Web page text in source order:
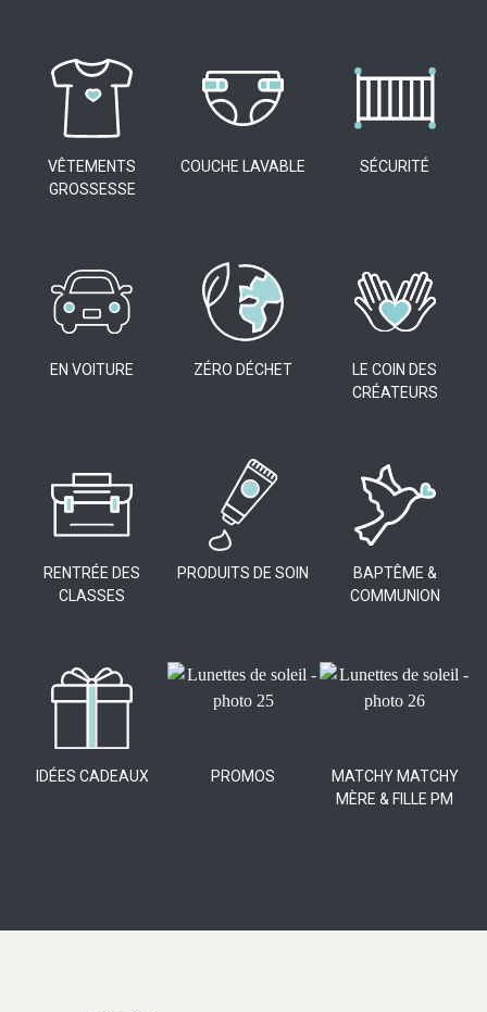
VÊTEMENTS
GROSSESSE
COUCHE LAVABLE SÉCURITÉ
EN VOITURE ZÉRO DÉCHET
LE COIN DES
CRÉATEURS
RENTRÉE DES
CLASSES
PRODUITS DE SOIN
BAPTÊME &
COMMUNION
IDÉES CADEAUX PROMOS
MATCHY MATCHY
MÈRE & FILLE PM